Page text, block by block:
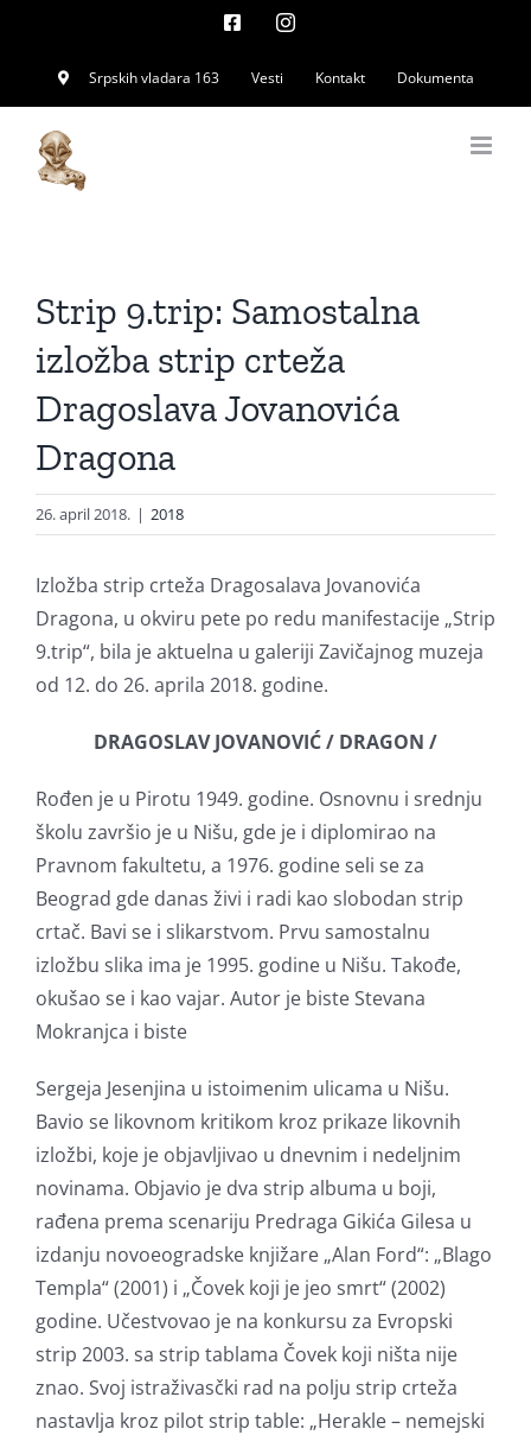
content
FacebookInstagram
Srpskih vladara 163 Vesti Kontakt Dokumenta
Strip 9.trip: Samostalna
izložba strip crteža
Dragoslava Jovanovića
Dragona
26. april 2018. | 2018
Izložba strip crteža Dragosalava Jovanovića
Dragona, u okviru pete po redu manifestacije „Strip
9.trip“, bila je aktuelna u galeriji Zavičajnog muzeja
od 12. do 26. aprila 2018. godine.
DRAGOSLAV JOVANOVIĆ / DRAGON /
Rođen je u Pirotu 1949. godine. Osnovnu i srednju
školu završio je u Nišu, gde je i diplomirao na
Pravnom fakultetu, a 1976. godine seli se za
Beograd gde danas živi i radi kao slobodan strip
crtač. Bavi se i slikarstvom. Prvu samostalnu
izložbu slika ima je 1995. godine u Nišu. Takođe,
okušao se i kao vajar. Autor je biste Stevana
Mokranjca i biste
Sergeja Jesenjina u istoimenim ulicama u Nišu.
Bavio se likovnom kritikom kroz prikaze likovnih
izložbi, koje je objavljivao u dnevnim i nedeljnim
novinama. Objavio je dva strip albuma u boji,
rađena prema scenariju Predraga Gikića Gilesa u
izdanju novoeogradske knjižare „Alan Ford“: „Blago
Templa“ (2001) i „Čovek koji je jeo smrt“ (2002)
godine. Učestvovao je na konkursu za Evropski
strip 2003. sa strip tablama Čovek koji ništa nije
znao. Svoj istraživasčki rad na polju strip crteža
nastavlja kroz pilot strip table: „Herakle – nemejski